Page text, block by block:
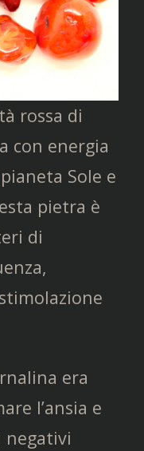
rossa di
con energia
Sole e
pietra è
di
era
l’ansia e